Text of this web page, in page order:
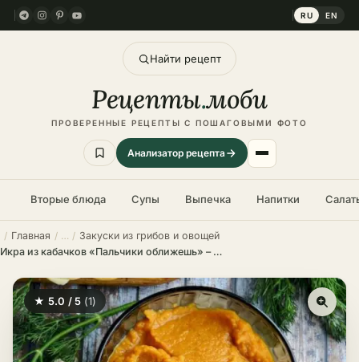
RU EN
Найти рецепт
Рецепты.моби
ПРОВЕРЕННЫЕ РЕЦЕПТЫ С ПОШАГОВЫМИ ФОТО
Анализатор рецепта
Вторые блюда Супы Выпечка Напитки
Главная
Закуски из грибов и овощей
Икра из кабачков «Пальчики оближешь» – пошаговый рецепт в домашних условиях
★ 5.0 / 5 (1)